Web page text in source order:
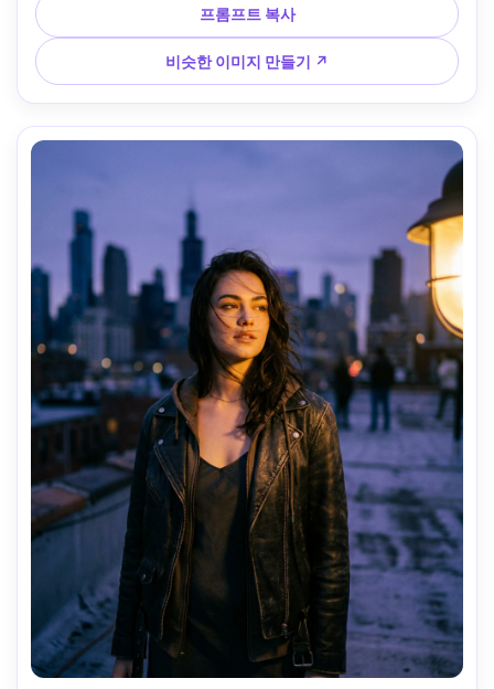
대담하고 매혹적인 무드, 포토리얼리즘 디테일, 자연스러운 피
부 질감, 선명한 하이라이트, 고해상도 --ar 4:5
프롬프트 복사
비슷한 이미지 만들기 ↗